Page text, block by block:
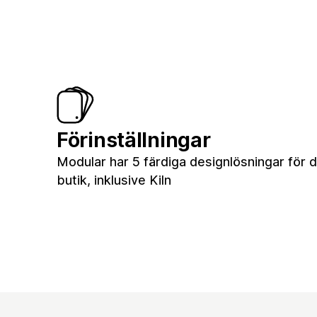
Förinställningar
Modular har 5 färdiga designlösningar för
butik, inklusive Kiln